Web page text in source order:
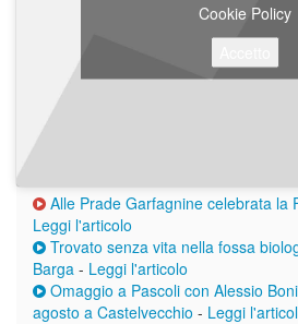
Cookie Policy
Alle Prade Garfagnine celebrata la
Leggi l'articolo
Trovato senza vita nella fossa
Barga - Leggi l'articolo
Omaggio a Pascoli con Alessio
agosto a Castelvecchio - Leggi